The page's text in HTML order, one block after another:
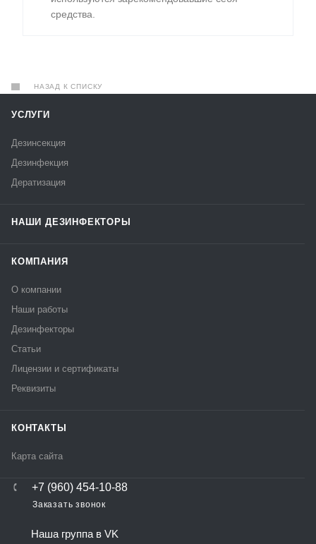
средства.
НАЗАД К СПИСКУ
УСЛУГИ
Дезинсекция
Дезинфекция
Дератизация
НАШИ ДЕЗИНФЕКТОРЫ
КОМПАНИЯ
О компании
Наши работы
Дезинфекторы
Статьи
Лицензии и сертификаты
Реквизиты
КОНТАКТЫ
Карта сайта
+7 (960) 454-10-88
Заказать звонок
Наша группа в VK